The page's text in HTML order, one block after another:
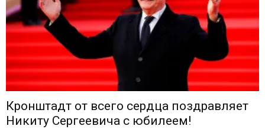
Кронштадт от всего сердца поздравляет
Никиту Сергеевича с юбилеем!